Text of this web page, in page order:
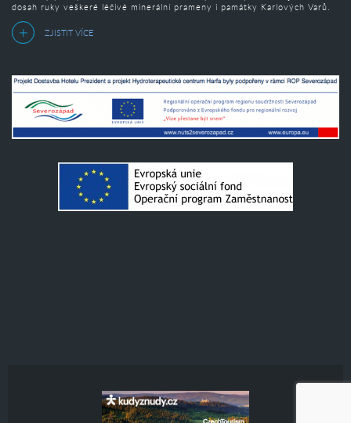
dosah ruky veškeré léčivé minerální prameny i památky Karlových Varů.
ZJISTIT VÍCE